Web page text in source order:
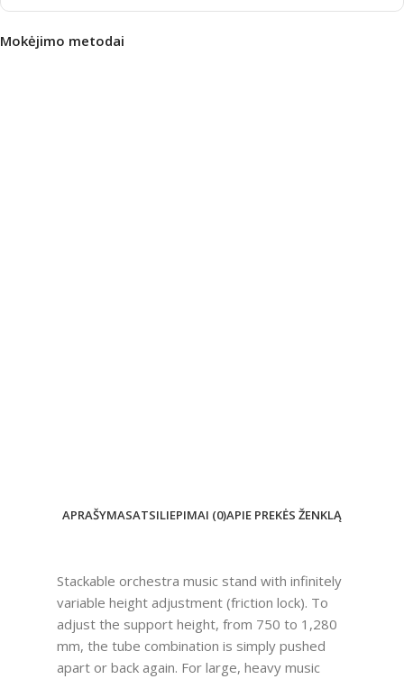
Mokėjimo metodai
APRAŠYMASATSILIEPIMAI (0)APIE PREKĖS ŽENKLĄ
Stackable orchestra music stand with infinitely
variable height adjustment (friction lock). To
adjust the support height, from 750 to 1,280
mm, the tube combination is simply pushed
apart or back again. For large, heavy music